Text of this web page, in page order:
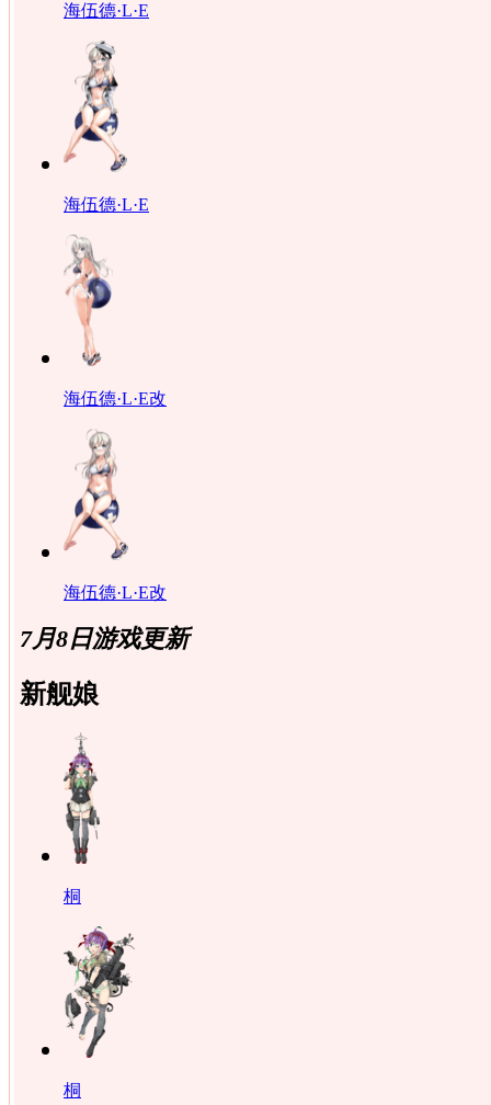
海伍德·L·E
海伍德·L·E
海伍德·L·E改
海伍德·L·E改
7月8日游戏更新
新舰娘
桐
桐